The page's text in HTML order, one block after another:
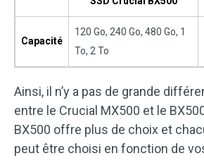
Capacité
120 Go, 240 Go, 480 Go, 1
To, 2 To
Ainsi, il n’y a pas de grande
entre le Crucial MX500 et le
BX500 offre plus de choix et
peut être choisi en fonction de